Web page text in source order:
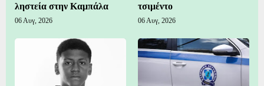
ληστεία στην Καμπάλα
06 Αυγ, 2026
τσιμέντο
06 Αυγ, 2026